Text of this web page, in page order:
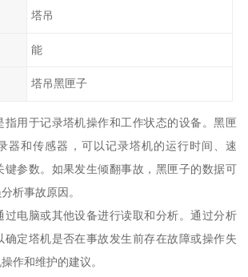
塔吊
能
塔吊黑匣子
指用于记录塔机操作和工作状态的设备。黑匣
器和传感器，可以记录塔机的运行时间、速
键参数。如果发生倾翻事故，黑匣子的数据可
析事故原因。
过电脑或其他设备进行读取和分析。通过分析
确定塔机是否在事故发生前存在故障或操作失
作和维护的建议。